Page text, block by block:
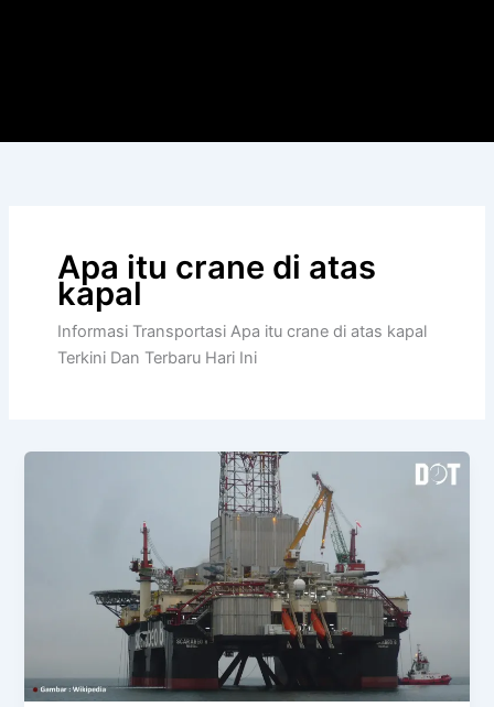
Apa itu crane di atas
kapal
Informasi Transportasi Apa itu crane di atas kapal
Terkini Dan Terbaru Hari Ini